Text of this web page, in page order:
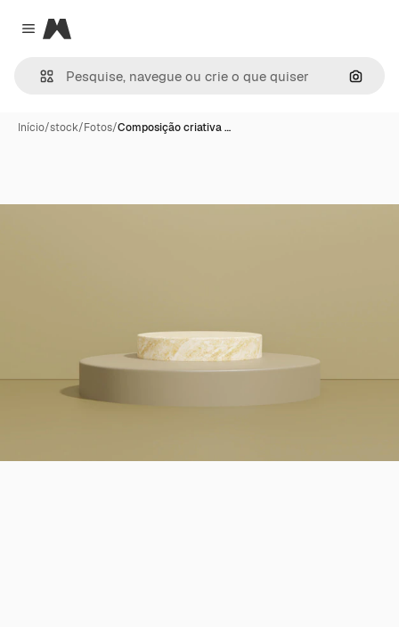
Close menu
Magnific
Início/stock/Fotos/Composição criativa …